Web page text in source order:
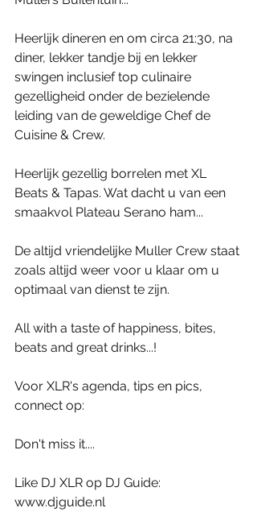
Heerlijk dineren en om circa 21:30, na
diner, lekker tandje bij en lekker
swingen inclusief top culinaire
gezelligheid onder de bezielende
leiding van de geweldige Chef de
Cuisine & Crew.
Heerlijk gezellig borrelen met XL
Beats & Tapas. Wat dacht u van een
smaakvol Plateau Serano ham...
De altijd vriendelijke Muller Crew staat
zoals altijd weer voor u klaar om u
optimaal van dienst te zijn.
All with a taste of happiness, bites,
beats and great drinks...!
Voor XLR's agenda, tips en pics,
connect op:
Don't miss it....
Like DJ XLR op DJ Guide:
www.djguide.nl